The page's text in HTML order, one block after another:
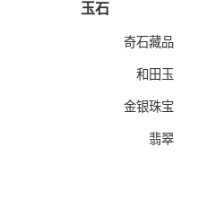
玉石
奇石藏品
和田玉
金银珠宝
翡翠